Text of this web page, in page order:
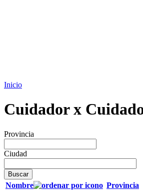
Inicio
Cuidador x
Provincia
Ciudad
Nombre Provincia